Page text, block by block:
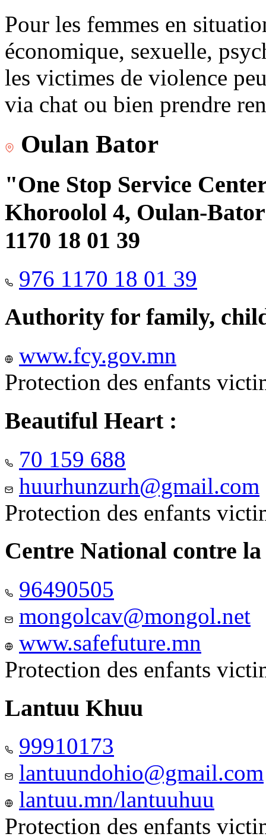
Pour les femmes en
économique, sexuelle,
les victimes de violence
via chat ou bien prendre
Oulan Bator
"One Stop Service
Khoroolol 4, Oulan-
1170 18 01 39
976 1170 18 01 39
Authority for family,
www.fcy.gov.mn
Protection des enfants
Beautiful Heart :
70 159 688
huurhunzurh@gmail.com
Protection des enfants
Centre National contre la
96490505
mongolcav@mongol.net
www.safefuture.mn
Protection des enfants
Lantuu Khuu
99910173
lantuundohio@gmail.com
lantuu.mn/lantuuhuu
Protection des enfants